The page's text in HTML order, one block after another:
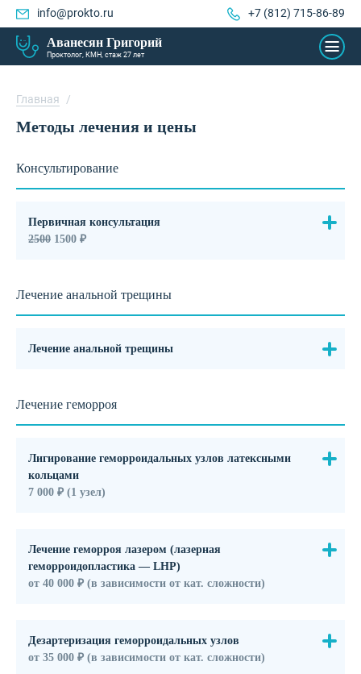
info@prokto.ru +7 (812) 715-86-89
Аванесян Григорий
Проктолог, КМН, стаж 27 лет
Главная /
Методы лечения и цены
Консультирование
Первичная консультация
2500 1500 ₽
Лечение анальной трещины
Лечение анальной трещины
Лечение геморроя
Лигирование геморроидальных узлов латексными
кольцами
7 000 ₽ (1 узел)
Лечение геморроя лазером (лазерная
геморроидопластика — LHP)
от 40 000 ₽ (в зависимости от кат. сложности)
Дезартеризация геморроидальных узлов
от 35 000 ₽ (в зависимости от кат. сложности)